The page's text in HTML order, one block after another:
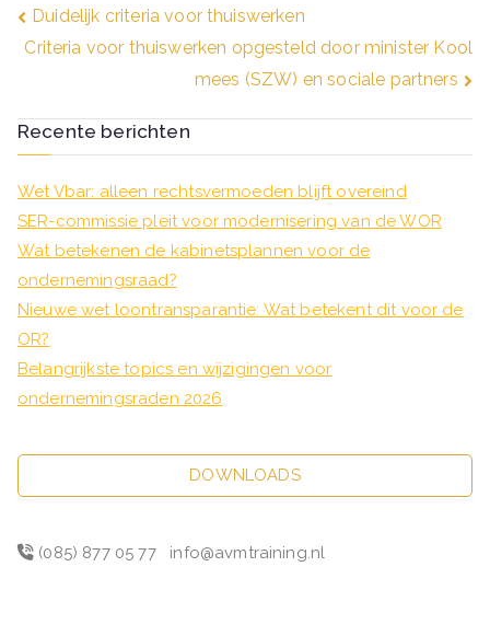
Bericht
Duidelijk criteria voor thuiswerken
Criteria voor thuiswerken opgesteld door minister Kool
mees (SZW) en sociale partners
Recente berichten
Wet Vbar: alleen rechtsvermoeden blijft overeind
SER-commissie pleit voor modernisering van de WOR
Wat betekenen de kabinetsplannen voor de
ondernemingsraad?
Nieuwe wet loontransparantie: Wat betekent dit voor de
OR?
Belangrijkste topics en wijzigingen voor
ondernemingsraden 2026
DOWNLOADS
(085) 877 05 77 info@avmtraining.nl